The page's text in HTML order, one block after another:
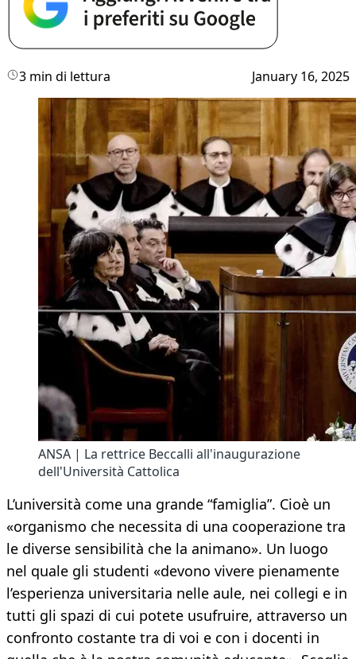
3 min di lettura January 16, 2025
ANSA | La rettrice Beccalli all'inaugurazione
dell'Università Cattolica
L’università come una grande “famiglia”. Cioè un
«organismo che necessita di una cooperazione tra
le diverse sensibilità che la animano». Un luogo
nel quale gli studenti «devono vivere pienamente
l’esperienza universitaria nelle aule, nei collegi e in
tutti gli spazi di cui potete usufruire, attraverso un
confronto costante tra di voi e con i docenti in